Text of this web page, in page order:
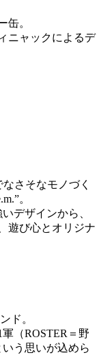
缶。
ニャックによるデ
さそなモノづく
。
デザインから、
遊び心とオリジナ
ド。
（ROSTER＝野
う思いが込めら